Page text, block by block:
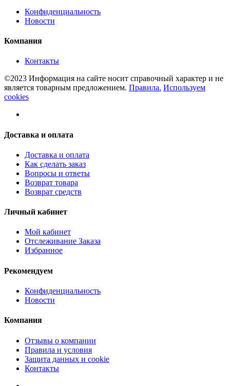
Конфиденциальность
Новости
Компания
Контакты
©2023 Информация на сайте носит справочный характер и не
является товарным предложением. Правила. Используем
cookies
Доставка и оплата
Доставка и оплата
Как сделать заказ
Вопросы и ответы
Возврат товара
Возврат средств
Личный кабинет
Мой кабинет
Отслеживание Заказа
Избранное
Рекомендуем
Конфиденциальность
Новости
Компания
Отзывы о компании
Правила и условия
Защита данных и cookie
Контакты